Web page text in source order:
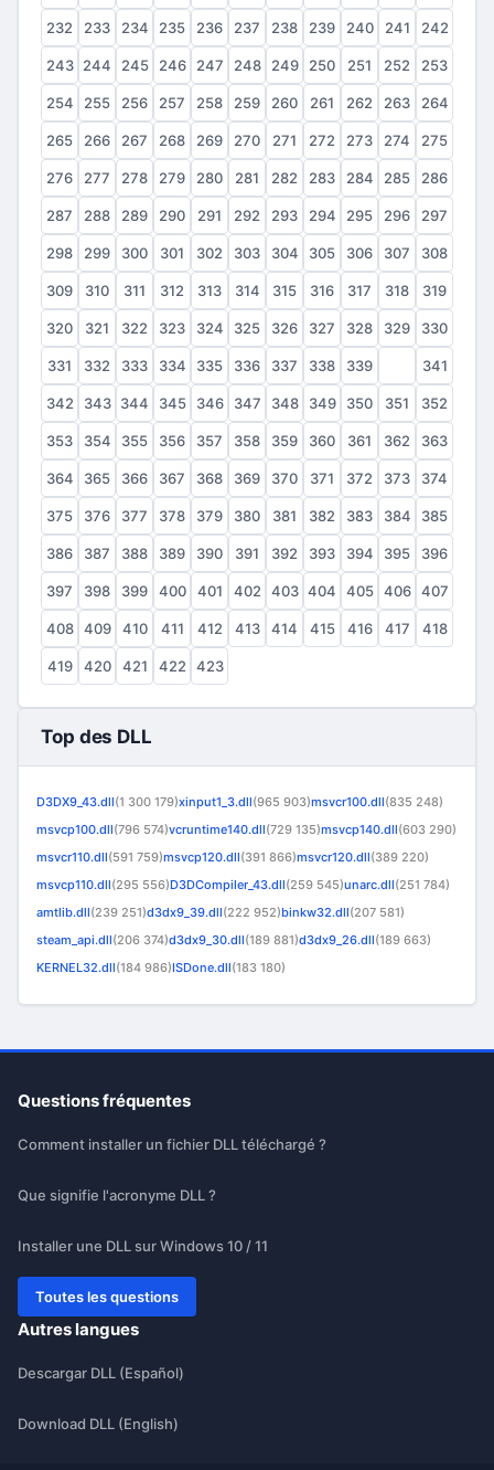
232 233 234 235 236 237 238 239 240 241 242
243 244 245 246 247 248 249 250 251 252 253
254 255 256 257 258 259 260 261 262 263 264
265 266 267 268 269 270 271 272 273 274 275
276 277 278 279 280 281 282 283 284 285 286
287 288 289 290 291 292 293 294 295 296 297
298 299 300 301 302 303 304 305 306 307 308
309 310 311 312 313 314 315 316 317 318 319
320 321 322 323 324 325 326 327 328 329 330
331 332 333 334 335 336 337 338 339 341
342 343 344 345 346 347 348 349 350 351 352
353 354 355 356 357 358 359 360 361 362 363
364 365 366 367 368 369 370 371 372 373 374
375 376 377 378 379 380 381 382 383 384 385
386 387 388 389 390 391 392 393 394 395 396
397 398 399 400 401 402 403 404 405 406 407
408 409 410 411 412 413 414 415 416 417 418
419 420 421 422 423
Top des DLL
D3DX9_43.dll(1 300 179)xinput1_3.dll(965 903)msvcr100.dll(835 248)
msvcp100.dll(796 574)vcruntime140.dll(729 135)msvcp140.dll(603 290)
msvcr110.dll(591 759)msvcp120.dll(391 866)msvcr120.dll(389 220)
msvcp110.dll(295 556)D3DCompiler_43.dll(259 545)unarc.dll(251 784)
amtlib.dll(239 251)d3dx9_39.dll(222 952)binkw32.dll(207 581)
steam_api.dll(206 374)d3dx9_30.dll(189 881)d3dx9_26.dll(189 663)
KERNEL32.dll(184 986)ISDone.dll(183 180)
Questions fréquentes
Comment installer un fichier DLL téléchargé ?
Que signifie l'acronyme DLL ?
Installer une DLL sur Windows 10 / 11
Toutes les questions
Autres langues
Descargar DLL (Español)
Download DLL (English)